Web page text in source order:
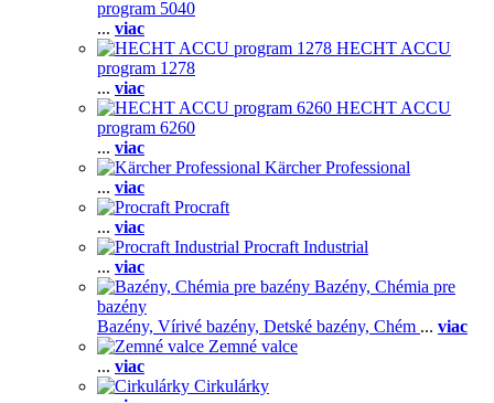
program 5040
... viac
HECHT ACCU
program 1278
... viac
HECHT ACCU
program 6260
... viac
Kärcher Professional
... viac
Procraft
... viac
Procraft Industrial
... viac
Bazény, Chémia pre
bazény
Bazény, Vírivé bazény, Detské bazény, Chém ... viac
Zemné valce
... viac
Cirkulárky